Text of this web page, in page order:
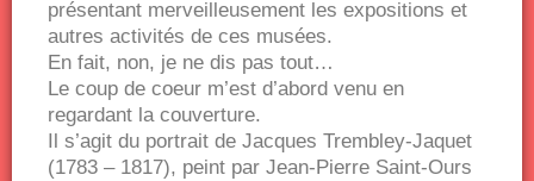
présentant merveilleusement les expositions et
autres activités de ces musées.
En fait, non, je ne dis pas tout…
Le coup de coeur m’est d’abord venu en
regardant la couverture.
Il s’agit du portrait de Jacques Trembley-Jaquet
(1783 – 1817), peint par Jean-Pierre Saint-Ours